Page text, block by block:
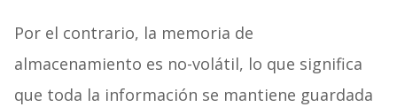
Por el contrario, la memoria de
almacenamiento es no-volátil, lo que significa
que toda la información se mantiene guardada